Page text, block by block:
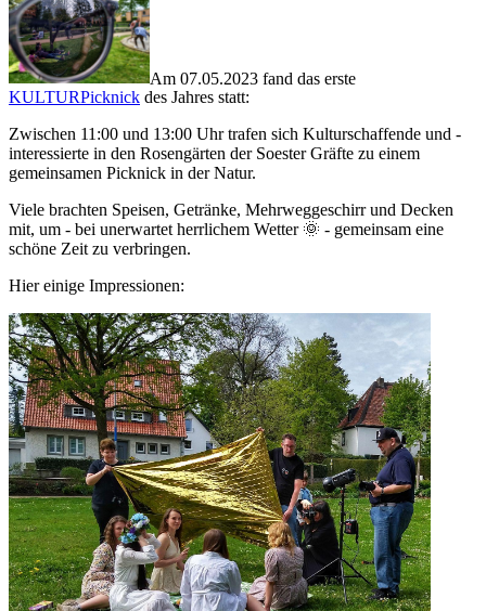
Am 07.05.2023 fand das erste
KULTURPicknick des Jahres statt:
Zwischen 11:00 und 13:00 Uhr trafen sich Kulturschaffende und -
interessierte in den Rosengärten der Soester Gräfte zu einem
gemeinsamen Picknick in der Natur.
Viele brachten Speisen, Getränke, Mehrweggeschirr und Decken
mit, um - bei unerwartet herrlichem Wetter 🌞 - gemeinsam eine
schöne Zeit zu verbringen.
Hier einige Impressionen: